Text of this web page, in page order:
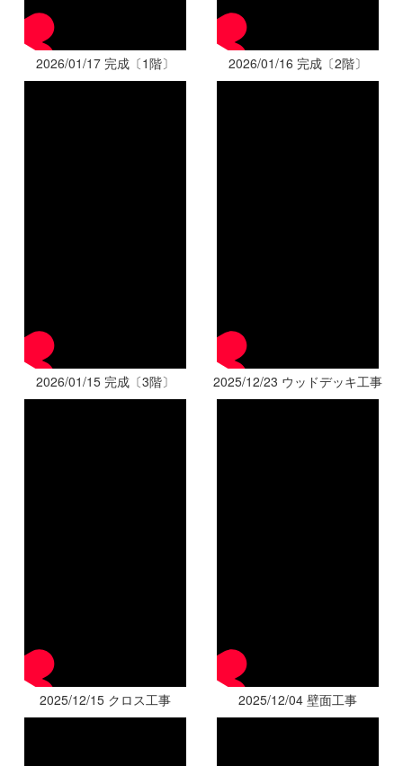
2026/01/17 完成〔1階〕 2026/01/16 完成〔2階〕
2026/01/15 完成〔3階〕 2025/12/23 ウッドデッキ工事
2025/12/15 クロス工事 2025/12/04 壁面工事